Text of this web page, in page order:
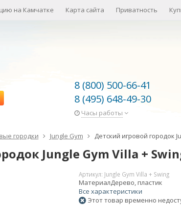
на Камчатке Карта сайта Приватность
8 (800) 500-66-41
8 (495) 648-49-30
Часы работы
городки Jungle Gym Детский игровой городок
Jungle Gym Villa +
Артикул: Jungle Gym Villa + Swing
МатериалДерево, пластик
Все характеристики
Этот товар временно